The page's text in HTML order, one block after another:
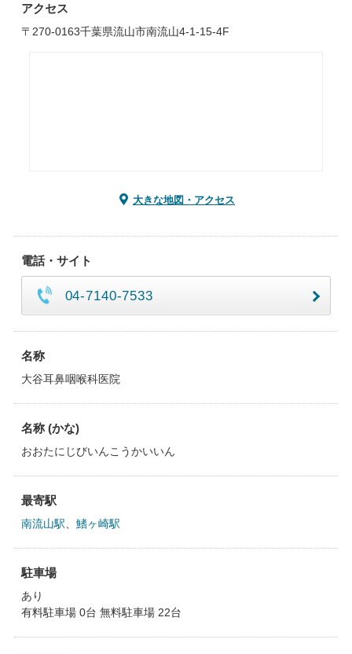
アクセス
〒270-0163千葉県流山市南流山4-1-15-4F
大きな地図・アクセス
電話・サイト
04-7140-7533
名称
大谷耳鼻咽喉科医院
名称 (かな)
おおたにじびいんこうかいいん
最寄駅
南流山駅 鰭ヶ崎駅
駐車場
あり
有料駐車場 0台 無料駐車場 22台